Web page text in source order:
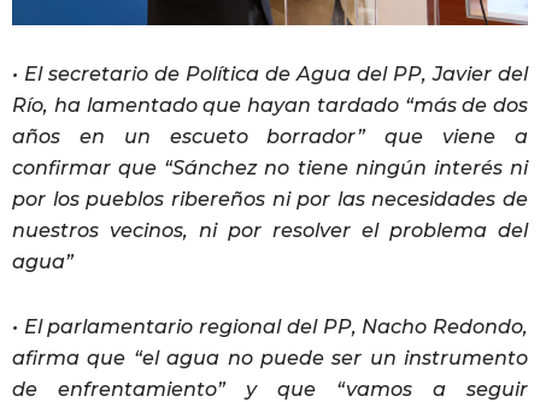
• El secretario de Política de Agua del PP, Javier del
Río, ha lamentado que hayan tardado “más de dos
años en un escueto borrador” que viene a
confirmar que “Sánchez no tiene ningún interés ni
por los pueblos ribereños ni por las necesidades de
nuestros vecinos, ni por resolver el problema del
agua”
• El parlamentario regional del PP, Nacho Redondo,
afirma que “el agua no puede ser un instrumento
de enfrentamiento” y que “vamos a seguir